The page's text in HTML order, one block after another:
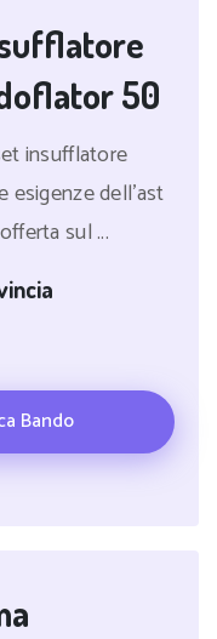
50
insufflatore
esigenze dell'ast
sul ...
Bando